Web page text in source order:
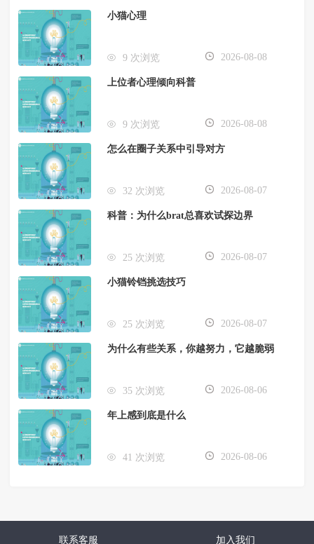
小猫心理
9 次浏览 2026-08-08
上位者心理倾向科普
9 次浏览 2026-08-08
怎么在圈子关系中引导对方
32 次浏览 2026-08-07
科普：为什么brat总喜欢试探边界
25 次浏览 2026-08-07
小猫铃铛挑选技巧
25 次浏览 2026-08-07
为什么有些关系，你越努力，它越脆弱
35 次浏览 2026-08-06
年上感到底是什么
41 次浏览 2026-08-06
联系客服 加入我们